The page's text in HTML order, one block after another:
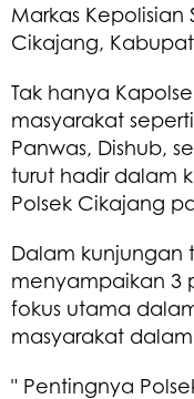
Markas
Cikajang,
Tak hanya
masyarakat
Panwas, Dishub,
turut hadir dalam
Polsek Cikajang
Dalam kunjungan
menyampaikan 3
fokus utama
masyarakat
" Pentingnya